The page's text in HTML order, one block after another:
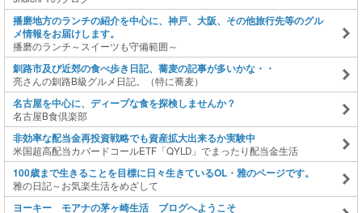
播磨地方のランチの紹介を中心に、神戸、大阪、その他旅行先等のグル
メ情報をお届けします。
播磨のランチ～スイーツも守備範囲～
釧路市及び近郊の食べ歩き日記、蕎麦の記事が多いかな・・
亮さんの釧路B級グルメ日記。（特に蕎麦）
名古屋を中心に、ディープな食を探検しませんか？
名古屋B食倶楽部
非効率な配当金再投資戦略でも資産拡大出来るか実験中
米国超高配当カバードコールETF「QYLD」でまったり配当金生活
100歳まで生きることを目標に日々生きているOL・雅のページです。
雅の日記～お気楽生活をめざして
ヨーキー モアナの茅ヶ崎生活 ブログへようこそ